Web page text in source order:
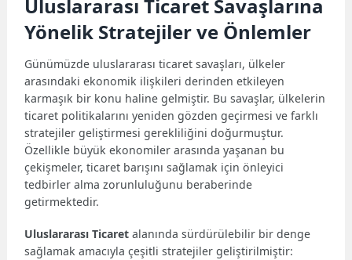
Uluslararası Ticaret Savaşlarına
Yönelik Stratejiler ve Önlemler
Günümüzde uluslararası ticaret savaşları, ülkeler
arasındaki ekonomik ilişkileri derinden etkileyen
karmaşık bir konu haline gelmiştir. Bu savaşlar, ülkelerin
ticaret politikalarını yeniden gözden geçirmesi ve farklı
stratejiler geliştirmesi gerekliliğini doğurmuştur.
Özellikle büyük ekonomiler arasında yaşanan bu
çekişmeler, ticaret barışını sağlamak için önleyici
tedbirler alma zorunluluğunu beraberinde
getirmektedir.
Uluslararası Ticaret alanında sürdürülebilir bir denge
sağlamak amacıyla çeşitli stratejiler geliştirilmiştir: